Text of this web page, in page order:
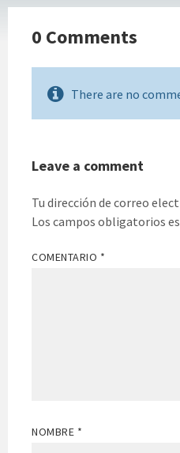
0 Comments
There are no
Leave a comment
Tu dirección de correo
Los campos obligatorios
COMENTARIO *
NOMBRE *